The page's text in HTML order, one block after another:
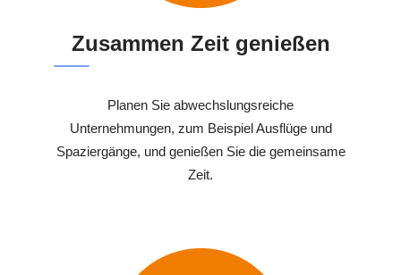
Zusammen Zeit genießen
Planen Sie abwechslungsreiche
Unternehmungen, zum Beispiel Ausflüge und
Spaziergänge, und genießen Sie die gemeinsame
Zeit.